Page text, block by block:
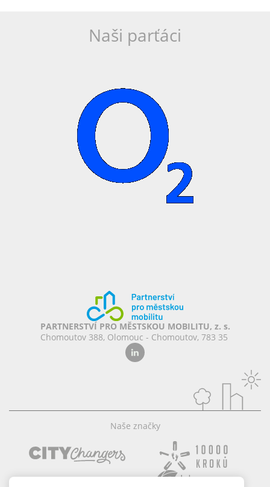
Naši parťáci
PARTNERSTVÍ PRO MĚSTSKOU MOBILITU, z. s.
Chomoutov 388, Olomouc - Chomoutov, 783 35
Naše značky